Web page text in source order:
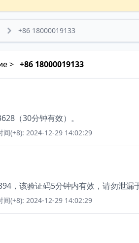
+86 18000019133
> +86 18000019133
（30分钟有效）。
(+8): 2024-12-29 14:02:29
，该验证码5分钟内有效，请勿泄漏
(+8): 2024-12-29 14:02:29